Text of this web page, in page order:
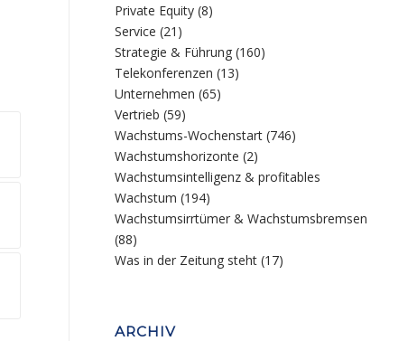
Private Equity (8)
Service (21)
Strategie & Führung (160)
Telekonferenzen (13)
Unternehmen (65)
Vertrieb (59)
Wachstums-Wochenstart (746)
Wachstumshorizonte (2)
Wachstumsintelligenz & profitables
Wachstum (194)
Wachstumsirrtümer & Wachstumsbremsen
(88)
Was in der Zeitung steht (17)
ARCHIV